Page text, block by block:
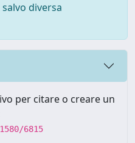
diversa
per citare o creare un
6815